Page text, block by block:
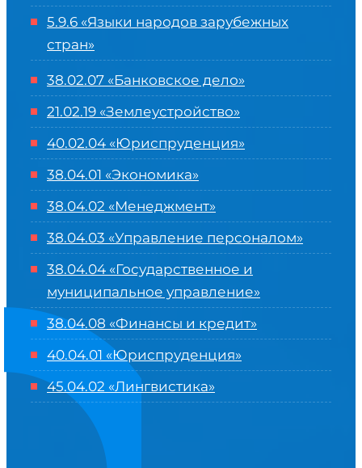
5.9.6 «Языки народов зарубежных
стран»
38.02.07 «Банковское дело»
21.02.19 «Землеустройство»
40.02.04 «Юриспруденция»
38.04.01 «Экономика»
38.04.02 «Менеджмент»
38.04.03 «Управление персоналом»
38.04.04 «Государственное и
муниципальное управление»
38.04.08 «Финансы и кредит»
40.04.01 «Юриспруденция»
45.04.02 «Лингвистика»